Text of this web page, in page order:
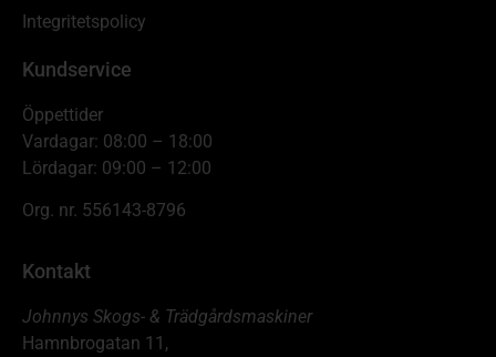
Integritetspolicy
Kundservice
Öppettider
Vardagar: 08:00 – 18:00
Lördagar: 09:00 – 12:00
Org. nr. 556143-8796
Kontakt
Johnnys Skogs- & Trädgårdsmaskiner
Hamnbrogatan 11,